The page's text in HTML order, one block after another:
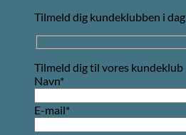
Tilmeld dig kundeklubben i dag
Tilmeld dig til vores kundeklub
Navn*
E-mail*